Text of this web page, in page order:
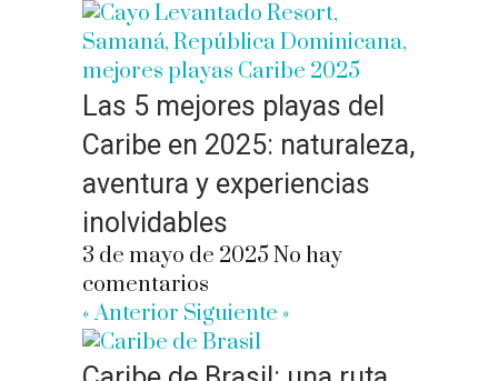
Las 5 mejores playas del
Caribe en 2025: naturaleza,
aventura y experiencias
inolvidables
3 de mayo de 2025 No hay
comentarios
« Anterior Siguiente »